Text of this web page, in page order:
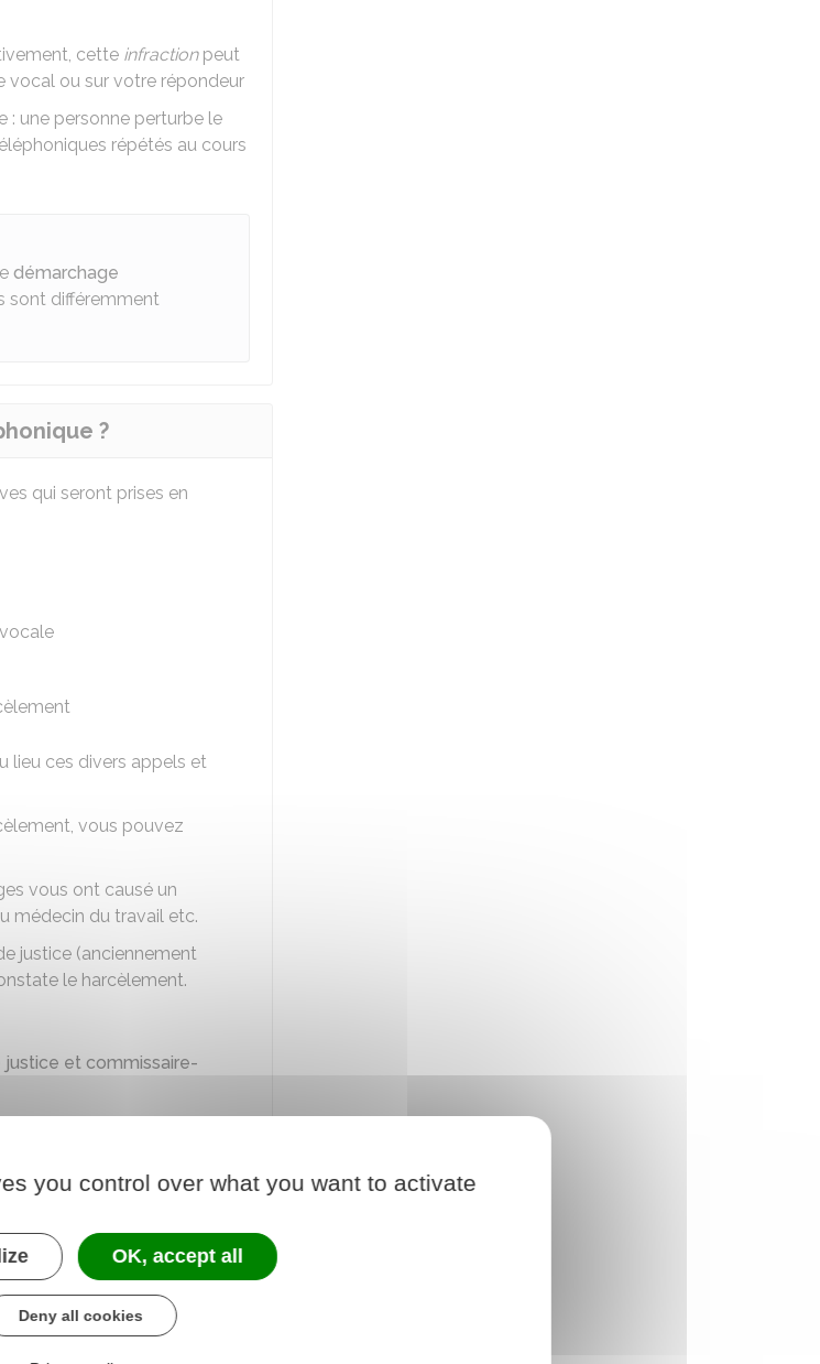
cette infractionpeut
vocal ou sur votre répondeur
: une personne perturbe le
répétés au cours
démarchage
sont différemment
?
qui seront prises en
lieu ces divers appels et
vous pouvez
vous ont causé un
médecin du travail etc.
justice (anciennement
le harcèlement.
justice et commissaire-
des frais.
du harcèlement ?
répétés, vous pouvez
you control over what you want to activate
OK, accept all
Deny all cookies